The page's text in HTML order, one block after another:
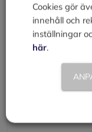
Lämna en
Kommentar
Cookies gör
innehåll och
inställningar
här.